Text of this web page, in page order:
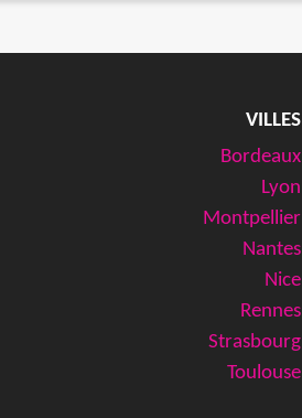
VILLES
Bordeaux
Lyon
Montpellier
Nantes
Nice
Rennes
Strasbourg
Toulouse